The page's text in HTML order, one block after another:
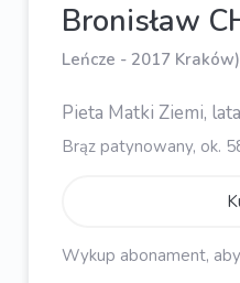
Bronisław
Leńcze - 2017 Kraków)
Pieta Matki Ziemi,
Brąz patynowany, ok.
Wykup abonament,